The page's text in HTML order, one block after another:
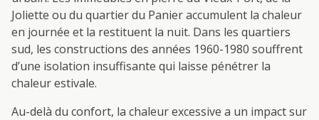
Joliette ou du quartier du Panier accumulent la chaleur
en journée et la restituent la nuit. Dans les quartiers
sud, les constructions des années 1960-1980 souffrent
d’une isolation insuffisante qui laisse pénétrer la
chaleur estivale.
Au-delà du confort, la chaleur excessive a un impact sur